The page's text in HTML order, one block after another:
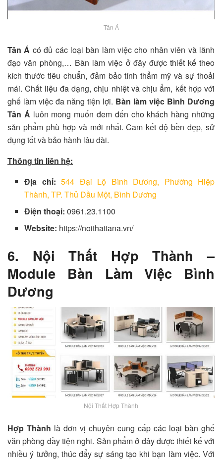
Tân Á
Tân Á có đủ các loại bàn làm việc cho nhân viên và lãnh
đạo văn phòng,… Bàn làm việc ở đây được thiết kế theo
kích thước tiêu chuẩn, đảm bảo tính thẩm mỹ và sự thoải
mái. Chất liệu đa dạng, chịu nhiệt và chịu ẩm, kết hợp với
ghế làm việc đa năng tiện lợi. Bàn làm việc Bình Dương
Tân Á luôn mong muốn đem đến cho khách hàng những
sản phẩm phù hợp và mới nhất. Cam kết độ bền đẹp, sử
dụng tốt và bảo hành lâu dài.
Thông tin liên hệ:
Địa chỉ:544 Đại Lộ Bình Dương, Phường Hiệp
Thành, TP. Thủ Dầu Một, Bình Dương
Điện thoại:0961.23.1100
Website: https://noithattana.vn/
6. Nội Thất Hợp Thành –
Module Bàn Làm Việc Bình
Dương
Nội Thất Hợp Thành
Hợp Thành là đơn vị chuyên cung cấp các loại bàn ghế
văn phòng đầy tiện nghi. Sản phẩm ở đây được thiết kế với
nhiều ý tưởng, thúc đẩy sự sáng tạo khi bạn làm việc. Với